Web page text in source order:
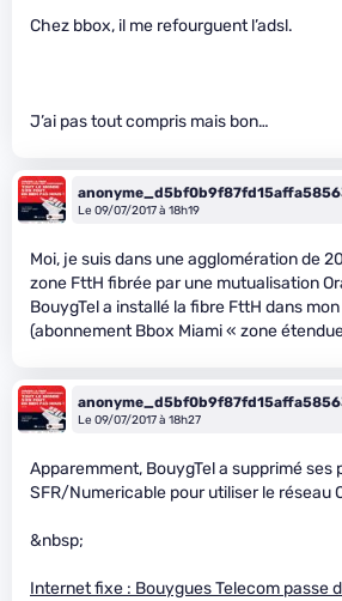
Chez bbox, il me refourguent l’adsl.
J’ai pas tout compris mais bon…
Le 09/07/2017 à 18h19
Moi, je suis dans une agglomération de
zone FttH fibrée par une mutualisation
BouygTel a installé la fibre FttH dans
(abonnement Bbox Miami « zone
Le 09/07/2017 à 18h27
Apparemment, BouygTel a supprimé ses
SFR/Numericable pour utiliser le réseau
&nbsp;
Internet fixe : Bouygues Telecom passe